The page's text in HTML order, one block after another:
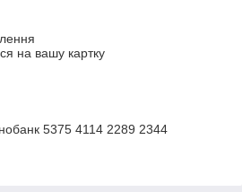
на вашу картку
5375 4114 2289 2344